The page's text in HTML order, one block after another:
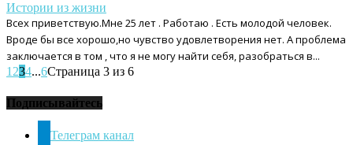
Истории из жизни
Всех приветствую.Мне 25 лет . Работаю . Есть молодой человек.
Вроде бы все хорошо,но чувство удовлетворения нет. А проблема
заключается в том , что я не могу найти себя, разобраться в...
1 234...6Страница 3 из 6
Подписывайтесь
Телеграм канал